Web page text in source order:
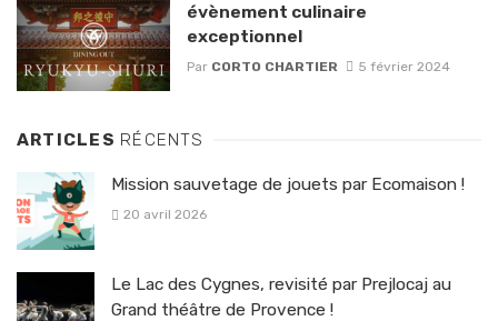
évènement culinaire
exceptionnel
Par CORTO CHARTIER 5 février 2024
ARTICLES RÉCENTS
Mission sauvetage de jouets par Ecomaison !
20 avril 2026
Le Lac des Cygnes, revisité par Prejlocaj au
Grand théâtre de Provence !